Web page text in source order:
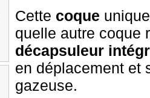
Cette coque
quelle autre coque
décapsuleur
en déplacement et
gazeuse.